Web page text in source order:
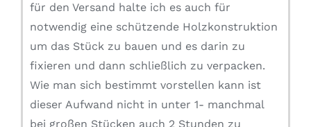
für den Versand halte ich es auch für
notwendig eine schützende Holzkonstruktion
um das Stück zu bauen und es darin zu
fixieren und dann schließlich zu verpacken.
Wie man sich bestimmt vorstellen kann ist
dieser Aufwand nicht in unter 1- manchmal
bei großen Stücken auch 2 Stunden zu